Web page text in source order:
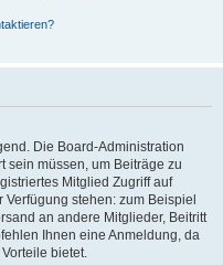
Die Board-Administration
sein müssen, um Beiträge zu
Mitglied Zugriff auf
stehen: zum Beispiel
an andere Mitglieder, Beitritt
Ihnen eine Anmeldung, da
bietet.